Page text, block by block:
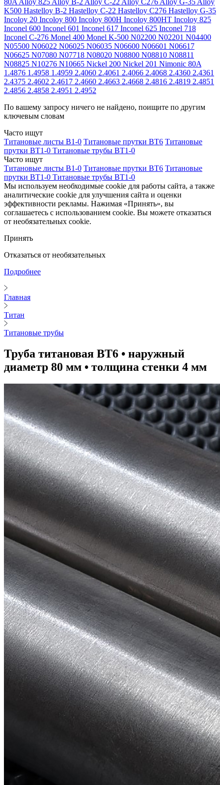
80A Alloy 825 Alloy B-2 Alloy C-22 Alloy C276 Alloy G-35 Alloy
K500 Hastelloy B-2 Hastelloy C-22 Hastelloy C276 Hastelloy G-35
Incoloy 20 Incoloy 800 Incoloy 800H Incoloy 800HT Incoloy 825
Inconel 600 Inconel 601 Inconel 617 Inconel 625 Inconel 718
Inconel C-276 Monel 400 Monel K-500 N02200 N02201 N04400
N05500 N06022 N06025 N06035 N06600 N06601 N06617
N06625 N07080 N07718 N08020 N08800 N08810 N08811
N08825 N10276 N10665 Nickel 200 Nickel 201 Nimonic 80A
1.4876 1.4958 1.4959 2.4060 2.4061 2.4066 2.4068 2.4360 2.4361
2.4375 2.4602 2.4617 2.4660 2.4663 2.4668 2.4816 2.4819 2.4851
2.4856 2.4858 2.4951 2.4952
По вашему запросу ничего не найдено, поищите по другим
ключевым словам
Часто ищут
Титановые листы В1-0 Титановые прутки ВТ6 Титановые
прутки ВТ1-0 Титановые трубы ВТ1-0
Часто ищут
Титановые листы В1-0 Титановые прутки ВТ6 Титановые
прутки ВТ1-0 Титановые трубы ВТ1-0
Мы используем необходимые cookie для работы сайта, а также
аналитические cookie для улучшения сайта и оценки
эффективности рекламы. Нажимая «Принять», вы
соглашаетесь с использованием cookie. Вы можете отказаться
от необязательных cookie.
Принять
Отказаться от необязательных
Подробнее
Главная
Титан
Титановые трубы
Труба титановая ВТ6 • наружный
диаметр 80 мм • толщина стенки 4 мм